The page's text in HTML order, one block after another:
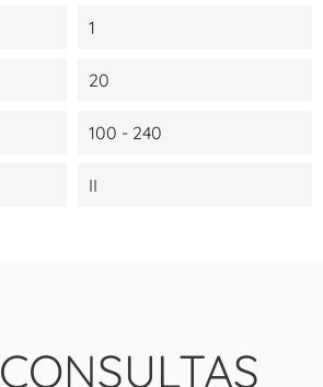
1
20
100 - 240
II
CONSULTAS